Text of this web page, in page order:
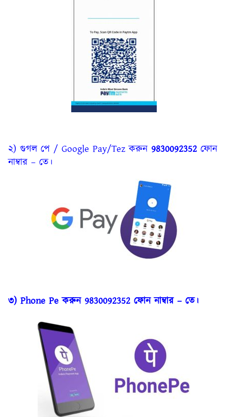
২) গুগল পে / Google Pay/Tez করুন 9830092352 ফোন
নাম্বার – তে।
৩) Phone Pe করুন 9830092352 ফোন নাম্বার – তে।